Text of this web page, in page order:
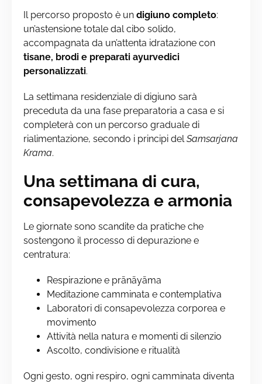
Il percorso proposto è un digiuno completo:
un’astensione totale dal cibo solido,
accompagnata da un’attenta idratazione con
tisane, brodi e preparati ayurvedici
personalizzati.
La settimana residenziale di digiuno sarà
preceduta da una fase preparatoria a casa e si
completerà con un percorso graduale di
rialimentazione, secondo i principi delSamsarjana
Krama.
Una settimana di cura,
consapevolezza e armonia
Le giornate sono scandite da pratiche che
sostengono il processo di depurazione e
centratura:
Respirazione e prānāyāma
Meditazione camminata e contemplativa
Laboratori di consapevolezza corporea e
movimento
Attività nella natura e momenti di silenzio
Ascolto, condivisione e ritualità
Ogni gesto, ogni respiro, ogni camminata diventa